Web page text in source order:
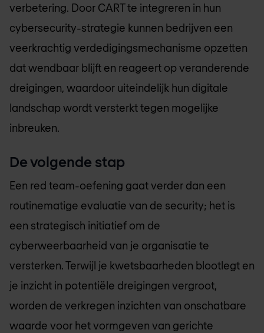
verbetering. Door CART te integreren in hun
cybersecurity-strategie kunnen bedrijven een
veerkrachtig verdedigingsmechanisme opzetten
dat wendbaar blijft en reageert op veranderende
dreigingen, waardoor uiteindelijk hun digitale
landschap wordt versterkt tegen mogelijke
inbreuken.
De volgende stap
Een red team-oefening gaat verder dan een
routinematige evaluatie van de security; het is
een strategisch initiatief om de
cyberweerbaarheid van je organisatie te
versterken. Terwijl je kwetsbaarheden blootlegt en
je inzicht in potentiële dreigingen vergroot,
worden de verkregen inzichten van onschatbare
waarde voor het vormgeven van gerichte